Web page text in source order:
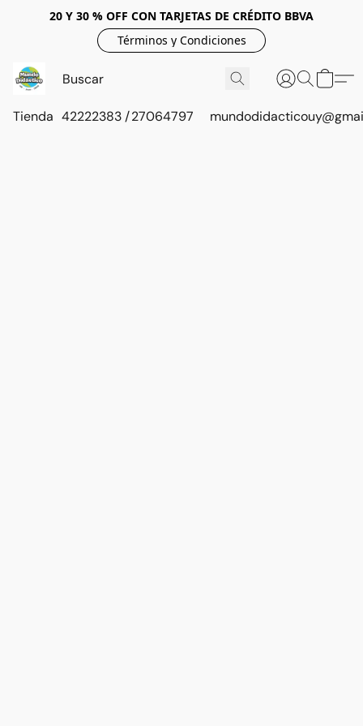
20 Y 30 % OFF CON TARJETAS DE CRÉDITO BBVA
Términos y Condiciones
Tienda 42222383 / 27064797